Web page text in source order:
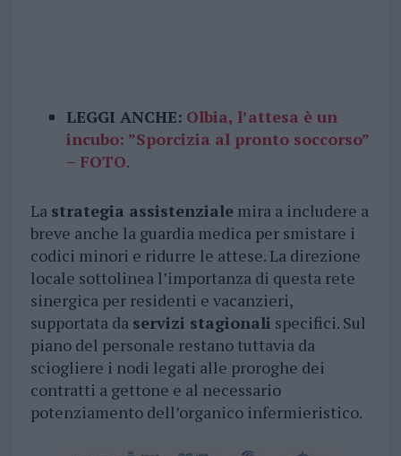
LEGGI ANCHE: Olbia, l’attesa è un
incubo: ”Sporcizia al pronto soccorso”
– FOTO.
La strategia assistenzialemira a includere a
breve anche la guardia medica per smistare i
codici minori e ridurre le attese. La direzione
locale sottolinea l’importanza di questa rete
sinergica per residenti e vacanzieri,
supportata da servizi stagionali specifici. Sul
piano del personale restano tuttavia da
sciogliere i nodi legati alle proroghe dei
contratti a gettone e al necessario
potenziamento dell’organico infermieristico.